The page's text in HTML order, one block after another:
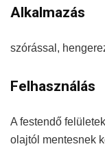
Alkalmazás
szórással,
Felhasználás
A festendő
olajtól mentesnek